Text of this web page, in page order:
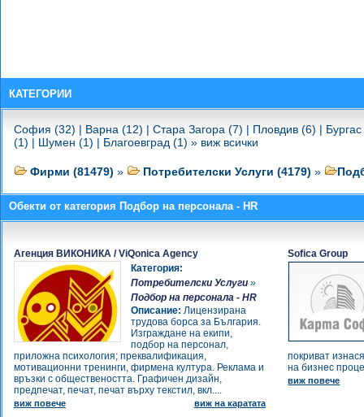
-
консултанти
-
Екополис - Търговско
персонал - консултанти
-
Везни ЕООД - Подбор на
персонал - консултанти
-
Аликорн - Консулт ЕООД -
консултанти
Атлас - НТ ООД - Работна сила
- работа в чужбина
Соло - Незабравка Иванова ЕТ -
Подбор на персонал -
консултанти
ТРАКИ - Женина ООД - Бюра по
труда и консултанти
-
Мираж - ХМ ООД - Бюра по
труда и консултанти
-
Марияна Петкова - Мираж ЕТ -
КАТЕГОРИИ
София (32) | Варна (12) | Стара Загора (7) | Пловдив (6) |
(1) | Шумен (1) | Благоевград (1) » виж всички
Фирми (81479) » Потребителски Услуги (4179) »
Обекти от категория Подбор на персонала - HR
Агенция ВИКОНИКА / ViQonica Agency
Категория:
Потребителски Услуги»
Подбор на персонала - HR
Описание: Лицензирана
трудова борса за България.
Изграждане на екипи,
подбор на персонал,
приложна психология; преквалификация,
мотивационни тренинги, фирмена култура. Реклама и
връзки с обществеността. Графичен дизайн,
предпечат, печат, печат върху текстил, вкл....
виж повече виж на каратата
Sofica Group
покриват
на бизнес
виж повече